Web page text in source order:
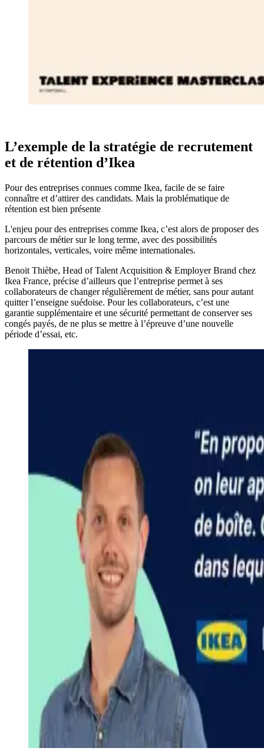
L’exemple de la stratégie de recrutement
et de rétention d’Ikea
Pour des entreprises connues comme Ikea, facile de se faire
connaître et d’attirer des candidats. Mais la problématique de
rétention est bien présente
L'enjeu pour des entreprises comme Ikea, c’est alors de proposer des
parcours de métier sur le long terme, avec des possibilités
horizontales, verticales, voire même internationales.
Benoit Thièbe, Head of Talent Acquisition & Employer Brand chez
Ikea France, précise d’ailleurs que l’entreprise permet à ses
collaborateurs de changer régulièrement de métier, sans pour autant
quitter l’enseigne suédoise. Pour les collaborateurs, c’est une
garantie supplémentaire et une sécurité permettant de conserver ses
congés payés, de ne plus se mettre à l’épreuve d’une nouvelle
période d’essai, etc.